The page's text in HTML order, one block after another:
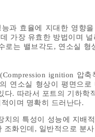
과 효율에 지대한 영향
가장 유효한 방법이며
로는 밸브각도, 연소실
ignition 압
연소실 형상이 평면으
다. 따라서 포트의 기하
이며 명확히 드러난다.
치의 특성이 성능에 지배
조화인데, 일반적으로 분